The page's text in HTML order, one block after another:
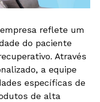
reflete um
do paciente
Através
a equipe
específicas de
de alta